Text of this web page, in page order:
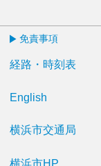
免責事項
経路・時刻表
English
横浜市交通局
横浜市HP